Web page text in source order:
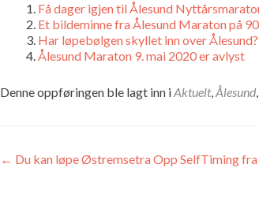
Få dager igjen til Ålesund
Et bildeminne fra Ålesund Maraton på
Har løpebølgen skyllet inn over Ålesund?
Ålesund Maraton 9. mai 2020 er avlyst
Denne oppføringen ble lagt inn iAktuelt,Ålesund,
Innleggsnavigasjon
← Du kan løpe Østremsetra Opp SelfTiming